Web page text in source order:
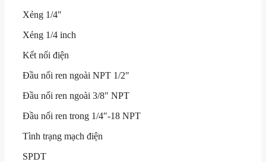
Xẻng 1/4″
Xẻng 1/4 inch
Kết nối điện
Đầu nối ren ngoài NPT 1/2″
Đầu nối ren ngoài 3/8″ NPT
Đầu nối ren trong 1/4″-18 NPT
Tình trạng mạch điện
SPDT